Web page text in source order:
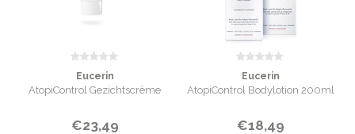
Aqua, Glycerin, Caprylic/Capric Triglyceride, Dimethicone, Pentaerythrityl
Tetraisostearate, Triisostearin, Vitis Vinifera Seed Oil, Oenothera Biennis Oil,
Root Extract, Ceramide NP,
Decylene Glycol, Menthoxypropanediol, Citric
Sodium Citrate,Tocopherol, Ascorbyl Palmitate, Trisodium EDTA, BHT,
1,2-Hexanediol, Phenoxyethanol
Eucerin
AtopiControl Gezichtscrème
€23,49
Eucerin
AtopiControl Bodylotion 200ml
€18,49